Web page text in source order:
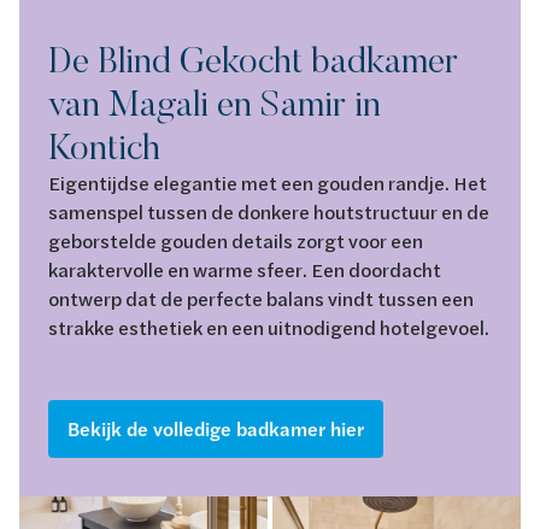
De Blind Gekocht badkamer
van Magali en Samir in
Kontich
Eigentijdse elegantie met een gouden randje. Het
samenspel tussen de donkere houtstructuur en de
geborstelde gouden details zorgt voor een
karaktervolle en warme sfeer. Een doordacht
ontwerp dat de perfecte balans vindt tussen een
strakke esthetiek en een uitnodigend hotelgevoel.
Bekijk de volledige badkamer hier